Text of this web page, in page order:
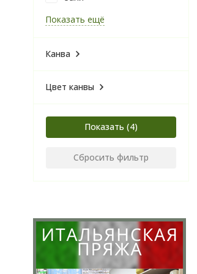
Показать ещё
Канва
Цвет канвы
Показать
Сбросить фильтр